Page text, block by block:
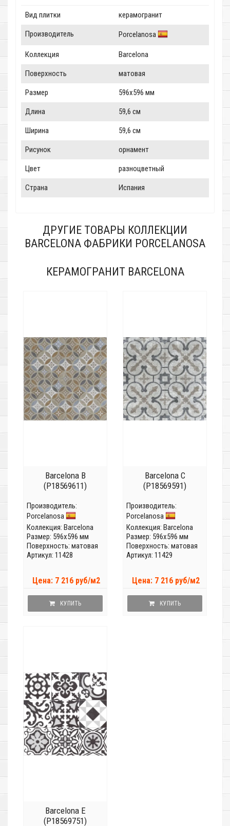
Вид плитки керамогранит
Производитель Porcelanosa
Коллекция Barcelona
Поверхность матовая
Размер 596x596 мм
Длина 59,6 см
Ширина 59,6 см
Рисунок орнамент
Цвет разноцветный
Страна Испания
ДРУГИЕ ТОВАРЫ КОЛЛЕКЦИИ
BARCELONA ФАБРИКИ PORCELANOSA
КЕРАМОГРАНИТ BARCELONA
Barcelona B
(P18569611)
Производитель:
Porcelanosa
Коллекция: Barcelona
Размер: 596x596 мм
Поверхность: матовая
Артикул: 11428
Цена: 7 216 руб/м2
КУПИТЬ
Barcelona C
(P18569591)
Производитель:
Porcelanosa
Коллекция: Barcelona
Размер: 596x596 мм
Поверхность: матовая
Артикул: 11429
Цена: 7 216 руб/м2
КУПИТЬ
Barcelona E
(P18569751)